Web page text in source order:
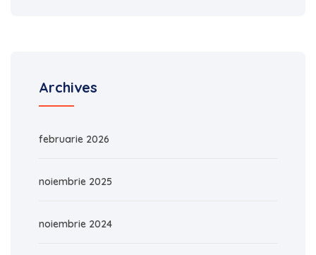
Archives
februarie 2026
noiembrie 2025
noiembrie 2024